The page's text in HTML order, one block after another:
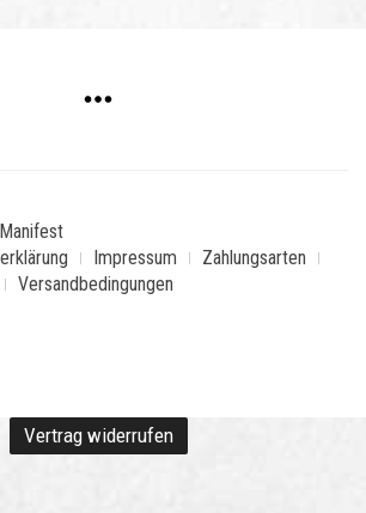
Impressum
Zahlungsarten
Versandbedingungen
Vertrag widerrufen